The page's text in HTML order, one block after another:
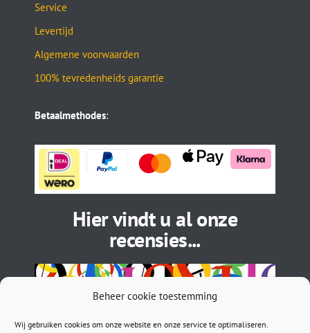
Beheer cookie toestemming
Wij gebruiken cookies om onze website en onze service te optimaliseren.
Service
Levertijd
Algemene voorwaarden
100% tevredenheids garantie
Betaalmethodes:
Hier vindt u al onze
recensies...